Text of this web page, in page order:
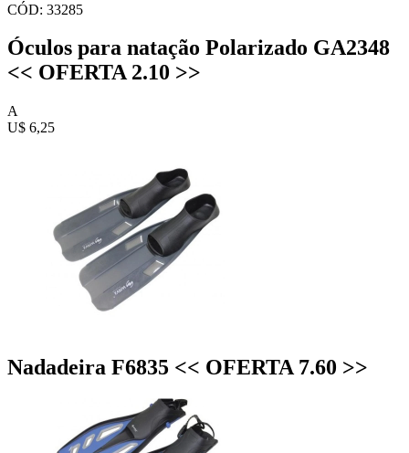
CÓD: 33285
Óculos para natação Polarizado GA2348
<< OFERTA 2.10 >>
A
U$ 6,25
Nadadeira F6835 << OFERTA 7.60 >>